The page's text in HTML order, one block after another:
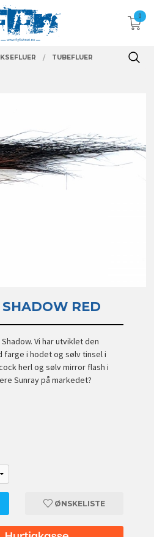
0
TUBEFLUER
RED
Vi har utviklet den
farge i hodet og sølv tinsel i
herl og sølv mirror flash i
Sunray på markedet?
ØNSKELISTE